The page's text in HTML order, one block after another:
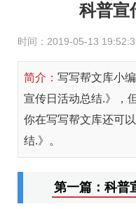
科普宣
时间：2019-05-13
简介： 写写帮文库小
宣传日活动总结.》，
你在写写帮文库还可
结.》。
第一篇：科普